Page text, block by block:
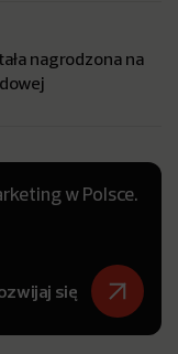
nagrodzona na
w Polsce.
się